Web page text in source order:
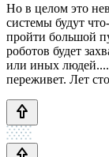
Но в целом это
системы будут
пройти большой
роботов будет
или иных людей....
переживет. Лет